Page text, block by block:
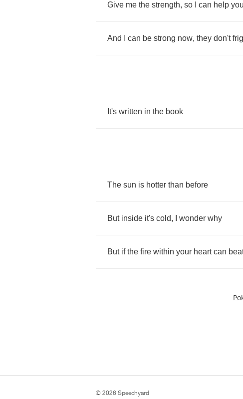
Give me the strength, so can help you
And can be strong now, they don't
It's written in the book
The sun is hotter than before
But inside it's cold, wonder why
But if the fire within your heart can
© 2026 Speechyard